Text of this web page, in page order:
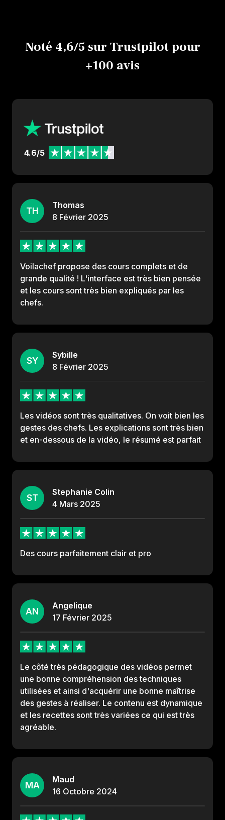
Noté 4,6/5 sur Trustpilot pour
+100 avis
4.6/5
TH
Thomas
8 Février 2025
Voilachef propose des cours complets et de
grande qualité ! L'interface est très bien pensée
et les cours sont très bien expliqués par les
chefs.
SY
Sybille
8 Février 2025
Les vidéos sont très qualitatives. On voit bien les
gestes des chefs. Les explications sont très bien
et en-dessous de la vidéo, le résumé est parfait
ST
Stephanie Colin
4 Mars 2025
Des cours parfaitement clair et pro
AN
Angelique
17 Février 2025
Le côté très pédagogique des vidéos permet
une bonne compréhension des techniques
utilisées et ainsi d'acquérir une bonne maîtrise
des gestes à réaliser. Le contenu est dynamique
et les recettes sont très variées ce qui est très
agréable.
MA
Maud
16 Octobre 2024